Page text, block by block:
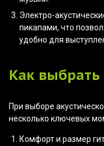
Электро-
пикапами, что
удобно для
Как выбрать
При выборе
несколько ключевых
Комфорт и размер